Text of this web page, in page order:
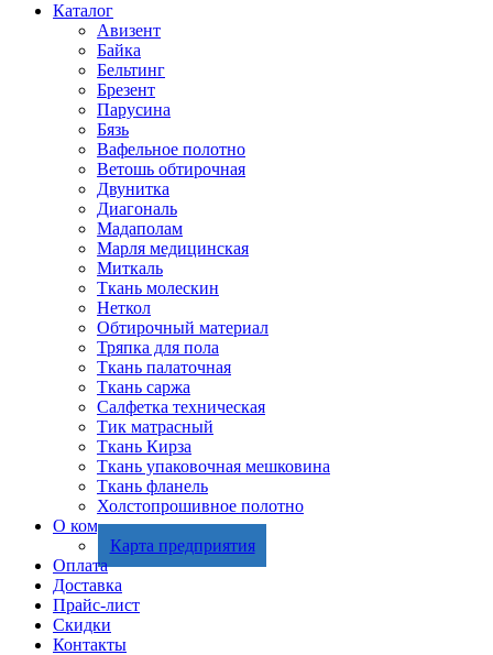
Каталог
Авизент
Байка
Бельтинг
Брезент
Парусина
Бязь
Вафельное полотно
Ветошь обтирочная
Двунитка
Диагональ
Мадаполам
Марля медицинская
Миткаль
Ткань молескин
Неткол
Обтирочный материал
Тряпка для пола
Ткань палаточная
Ткань саржа
Салфетка техническая
Тик матрасный
Ткань Кирза
Ткань упаковочная мешковина
Ткань фланель
Холстопрошивное полотно
О компании
Карта предприятия
Оплата
Доставка
Прайс-лист
Скидки
Контакты